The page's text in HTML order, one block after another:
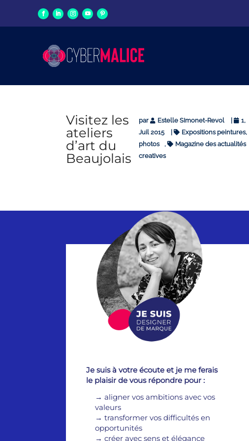
Visitez les
ateliers
d’art du
Beaujolais
par Estelle SImonet-Revol |
1,
Juil 2015
|
Expositions peintures,
photos
,
Magazine des actualités
creatives
Je suis à votre écoute et je me ferais
le plaisir de vous répondre pour :
→ aligner vos ambitions avec vos
valeurs
→ transformer vos difficultés en
opportunités
→ créer avec sens et élégance